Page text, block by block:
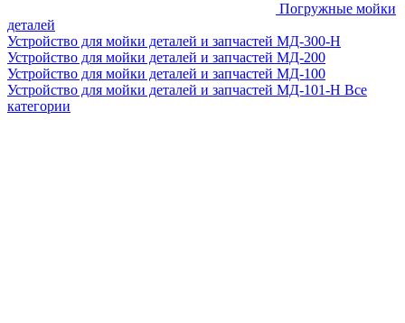
Погружные мойки
деталей
Устройство для мойки деталей и запчастей МД-300-H
Устройство для мойки деталей и запчастей МД-200
Устройство для мойки деталей и запчастей МД-100
Устройство для мойки деталей и запчастей МД-101-Н Все
категории